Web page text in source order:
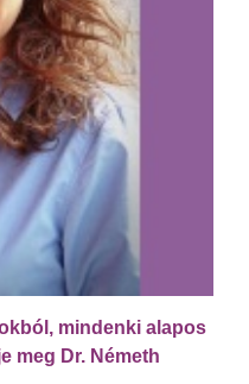
mindenki alapos
meg Dr. Németh